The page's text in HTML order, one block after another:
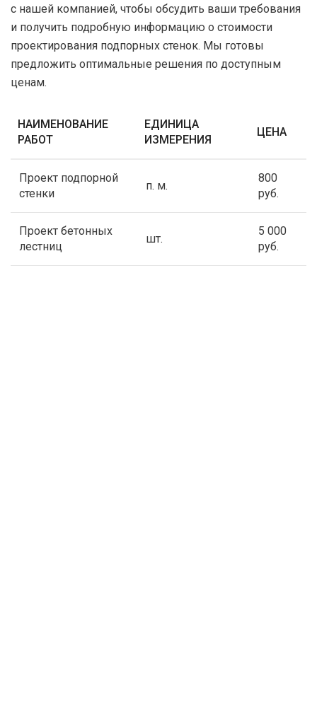
с нашей компанией, чтобы обсудить ваши требования
и получить подробную информацию о стоимости
проектирования подпорных стенок. Мы готовы
предложить оптимальные решения по доступным
ценам.
НАИМЕНОВАНИЕ
РАБОТ
ЕДИНИЦА
ИЗМЕРЕНИЯ
ЦЕНА
Проект подпорной
стенки
п. м.
800
руб.
Проект бетонных
лестниц
шт.
5 000
руб.